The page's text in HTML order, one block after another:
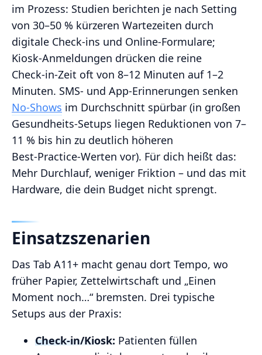
im Prozess: Studien berichten je nach Setting
von 30–50 % kürzeren Wartezeiten durch
digitale Check‑ins und Online‑Formulare;
Kiosk‑Anmeldungen drücken die reine
Check‑in‑Zeit oft von 8–12 Minuten auf 1–2
Minuten. SMS‑ und App‑Erinnerungen senken
No‑Shows im Durchschnitt spürbar (in großen
Gesundheits‑Setups liegen Reduktionen von 7–
11 % bis hin zu deutlich höheren
Best‑Practice‑Werten vor). Für dich heißt das:
Mehr Durchlauf, weniger Friktion – und das mit
Hardware, die dein Budget nicht sprengt.
Einsatzszenarien
Das Tab A11+ macht genau dort Tempo, wo
früher Papier, Zettelwirtschaft und „Einen
Moment noch…“ bremsten. Drei typische
Setups aus der Praxis:
Check‑in/Kiosk: Patienten füllen